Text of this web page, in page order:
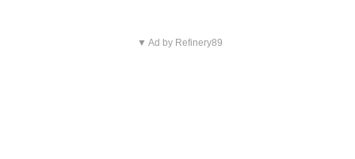
▼ Ad by Refinery89